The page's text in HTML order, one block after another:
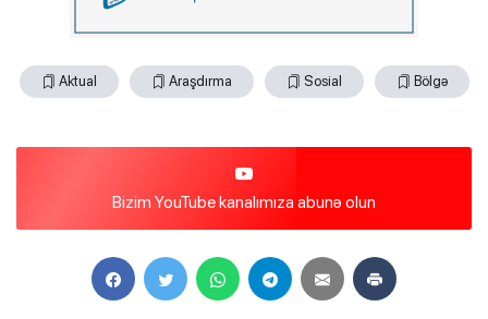
Aktual Araşdırma Sosial Bölgə
Bizim YouTube kanalımıza abunə olun